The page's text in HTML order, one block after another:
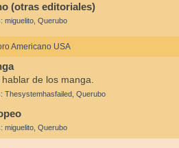
(otras editoriales)
miguelito, Querubo
Americano USA
de los manga.
Thesystemhasfailed, Querubo
miguelito, Querubo